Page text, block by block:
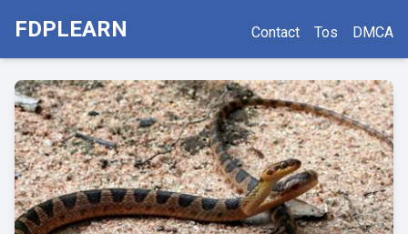
FDPLEARN Contact Tos DMCA